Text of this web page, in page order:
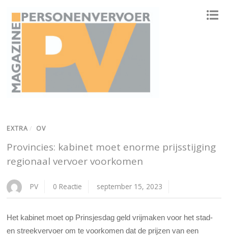
EXTRA / OV
Provincies: kabinet moet enorme prijsstijging
regionaal vervoer voorkomen
PV 0 Reactie september 15, 2023
Het kabinet moet op Prinsjesdag geld vrijmaken voor het stad-
en streekvervoer om te voorkomen dat de prijzen van een